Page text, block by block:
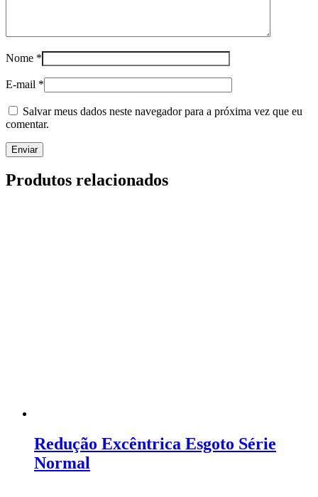
Nome *
E-mail *
Salvar meus dados neste navegador para a próxima vez que eu
comentar.
Produtos relacionados
Redução Excêntrica Esgoto Série
Normal